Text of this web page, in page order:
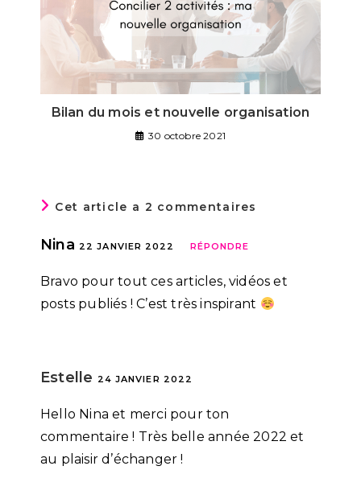
Bilan du mois et nouvelle organisation
30 octobre 2021
Cet article a 2 commentaires
Nina 22 JANVIER 2022 RÉPONDRE
Bravo pour tout ces articles, vidéos et
posts publiés ! C’est très inspirant
Estelle 24 JANVIER 2022
Hello Nina et merci pour ton
commentaire ! Très belle année 2022 et
au plaisir d’échanger !